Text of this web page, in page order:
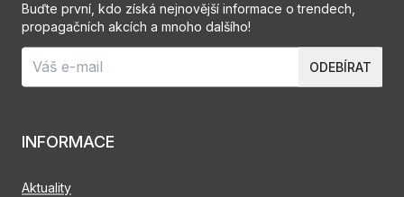
INFORMACE
Aktuality
Buďte první, kdo získá nejnovější informace o trendech,
propagačních akcích a mnoho dalšího!
ODEBÍRAT